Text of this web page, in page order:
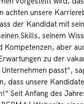
achten unsere
der Kandidat mit
Skills, seinem
Kompetenzen, aber
zu der
passt“,
dass unsere
Seit Anfang des